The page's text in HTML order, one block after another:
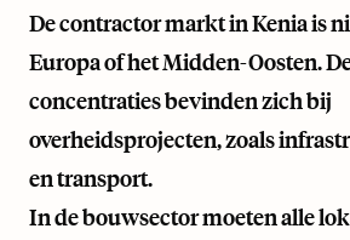
De contractor markt in Kenia is
Europa of het Midden-Oosten.
concentraties bevinden zich bij
overheidsprojecten, zoals
en transport.
In de bouwsector moeten alle